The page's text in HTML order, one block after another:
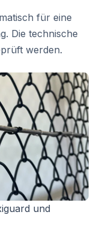
für eine
Die technische
werden.
und